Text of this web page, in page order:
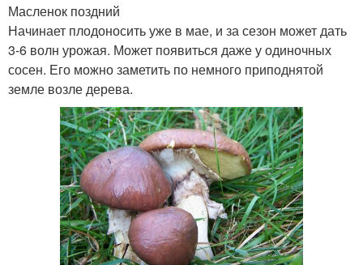
Масленок поздний
Начинает плодоносить уже в мае, и за сезон может дать
3-6 волн урожая. Может появиться даже у одиночных
сосен. Его можно заметить по немного приподнятой
земле возле дерева.